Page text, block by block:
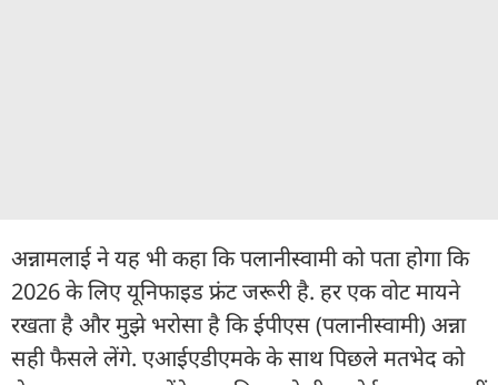
अन्नामलाई ने यह भी कहा कि पलानीस्वामी को पता होगा कि
2026 के लिए यूनिफाइड फ्रंट जरूरी है. हर एक वोट मायने
रखता है और मुझे भरोसा है कि ईपीएस (पलानीस्वामी) अन्ना
सही फैसले लेंगे. एआईएडीएमके के साथ पिछले मतभेद को